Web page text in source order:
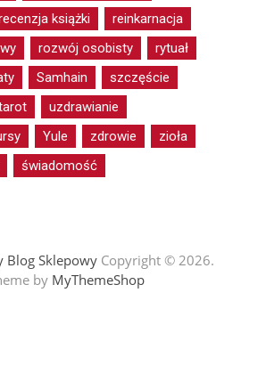
książki
reinkarnacja
rozwój osobisty
rytuał
Samhain
szczęście
uzdrawianie
Yule zdrowie
zioła
świadomość
Blog SklepowyCopyright © 2026.
by MyThemeShop